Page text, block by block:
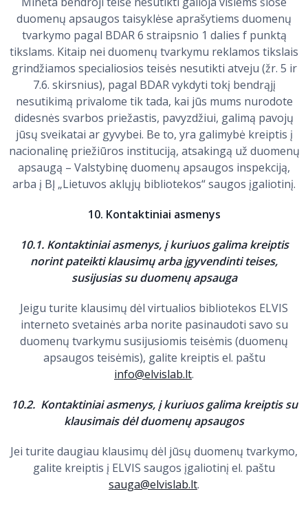
duomenų apsaugos taisyklėse aprašytiems duomenų
tvarkymo pagal BDAR 6 straipsnio 1 dalies f punktą
tikslams. Kitaip nei duomenų tvarkymu reklamos tikslais
grindžiamos specialiosios teisės nesutikti atveju (žr. 5 ir
7.6. skirsnius), pagal BDAR vykdyti tokį bendrąjį
nesutikimą privalome tik tada, kai jūs mums nurodote
didesnės svarbos priežastis, pavyzdžiui, galimą pavojų
jūsų sveikatai ar gyvybei. Be to, yra galimybė kreiptis į
nacionalinę priežiūros instituciją, atsakingą už duomenų
apsaugą – Valstybinę duomenų apsaugos inspekciją,
arba į BĮ „Lietuvos aklųjų bibliotekos“ saugos įgaliotinį.
10. Kontaktiniai asmenys
10.1. Kontaktiniai asmenys, į kuriuos galima kreiptis
norint pateikti klausimų arba įgyvendinti teises,
susijusias su duomenų apsauga
Jeigu turite klausimų dėl virtualios bibliotekos ELVIS
interneto svetainės arba norite pasinaudoti savo su
duomenų tvarkymu susijusiomis teisėmis (duomenų
apsaugos teisėmis), galite kreiptis el. paštu
info@elvislab.lt.
10.2. Kontaktiniai asmenys, į kuriuos galima kreiptis su
klausimais dėl duomenų apsaugos
Jei turite daugiau klausimų dėl jūsų duomenų tvarkymo,
galite kreiptis į ELVIS saugos įgaliotinį el. paštu
sauga@elvislab.lt.